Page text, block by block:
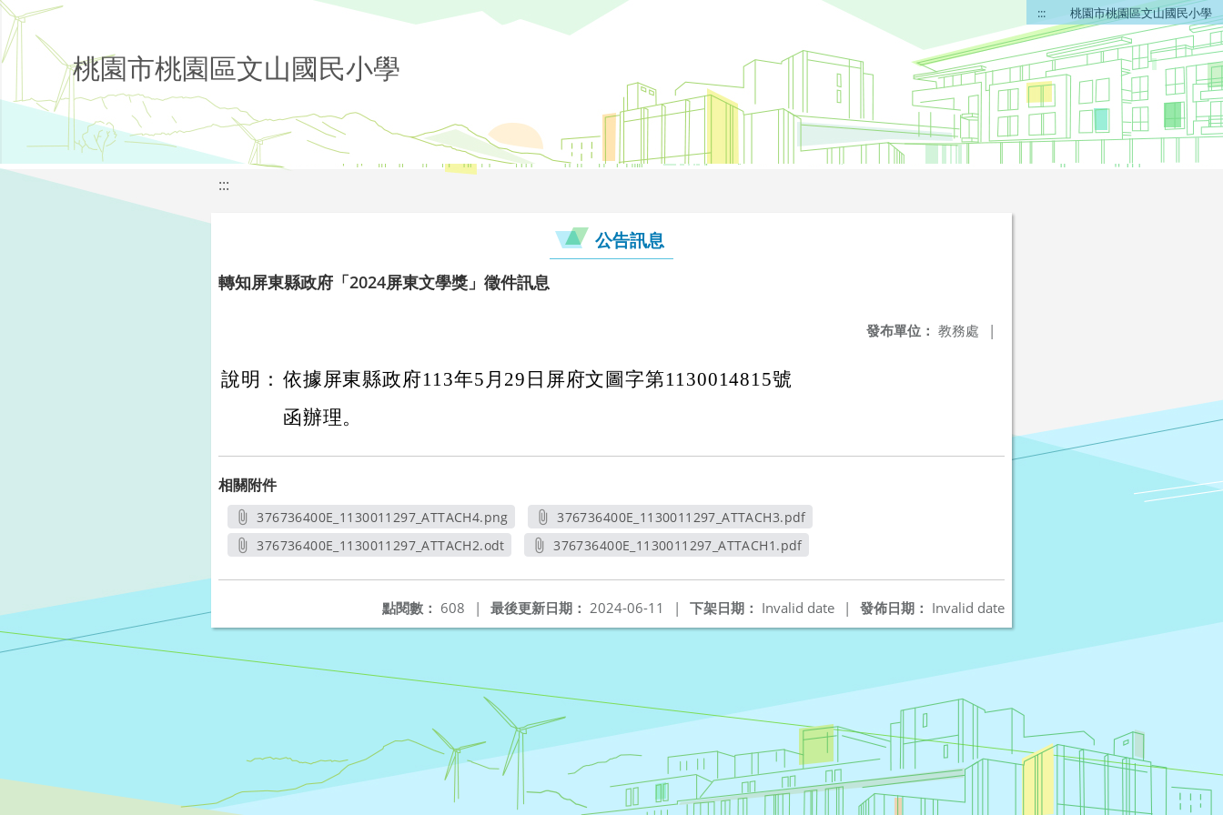
::: 桃園市桃園區文山國民小學
桃園市桃園區文山國民小學
:::
公告訊息
轉知屏東縣政府「2024屏東文學獎」徵件訊息
發布單位： 教務處 |
說明： 依據屏東縣政府113年5月29日屏府文圖字第1130014815號
函辦理。
相關附件
376736400E_1130011297_ATTACH4.png
另開新視窗
376736400E_1130011297_ATTACH3.pdf
另開新視窗
376736400E_1130011297_ATTACH2.odt
376736400E_1130011297_ATTACH1.pdf
發佈日期： Invalid date
下架日期： Invalid date |
最後更新日期： 2024-06-11 |
點閱數： 608 |